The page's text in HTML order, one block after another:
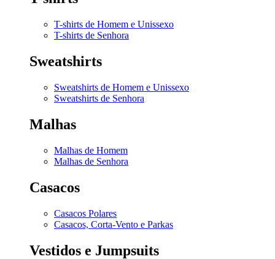
T-shirts de Homem e Unissexo
T-shirts de Senhora
Sweatshirts
Sweatshirts de Homem e Unissexo
Sweatshirts de Senhora
Malhas
Malhas de Homem
Malhas de Senhora
Casacos
Casacos Polares
Casacos, Corta-Vento e Parkas
Vestidos e Jumpsuits